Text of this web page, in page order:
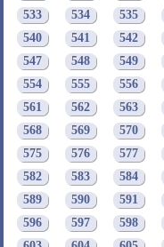
533
534 535
540
541 542
547
548 549
554
555 556
561
562 563
568
569 570
575
576 577
582
583 584
589
590 591
596
597 598